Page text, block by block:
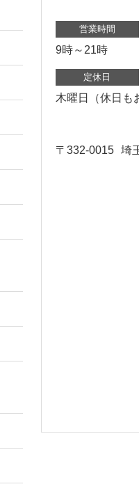
営業時間
9時～21時
定休日
木曜日（休日も
〒332-0015 埼